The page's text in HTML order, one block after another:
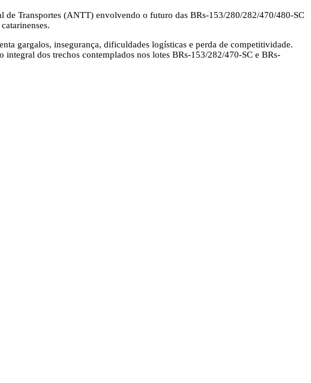
de Transportes (ANTT) envolvendo o futuro das BRs-153/280/282/470/480-SC
gargalos, insegurança, dificuldades logísticas e perda de competitividade.
dos trechos contemplados nos lotes BRs-153/282/470-SC e BRs-